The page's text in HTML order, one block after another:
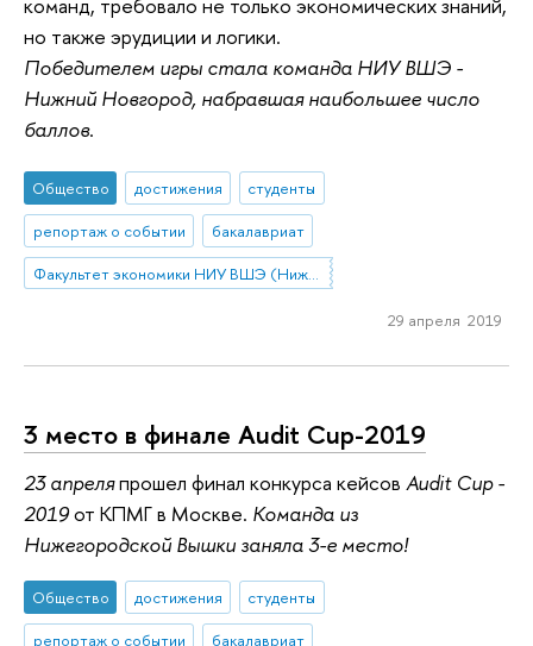
команд, требовало не только экономических знаний,
но также эрудиции и логики.
Победителем игры стала команда НИУ ВШЭ -
Нижний Новгород, набравшая наибольшее число
баллов.
Общество достижения
студенты
репортаж о событии
бакалавриат
Факультет экономики НИУ ВШЭ (Нижний Новгород)
29 апреля 2019
3 место в финале Audit Cup-2019
23 апреляпрошел финал конкурса кейсов Audit Cup -
2019от КПМГ в Москве. Команда из
Нижегородской Вышки заняла 3-е место!
Общество достижения
студенты
репортаж о событии
бакалавриат